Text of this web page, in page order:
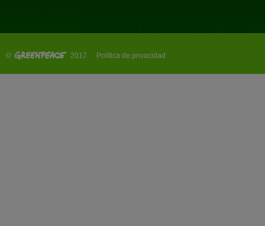
© 2017 Política de privacidad